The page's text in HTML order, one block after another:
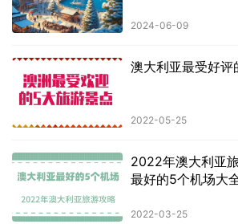
2024-06-09
澳大利亚最受好评
2022-05-25
2022年澳大利亚
最好的5个机场大
2022-03-25